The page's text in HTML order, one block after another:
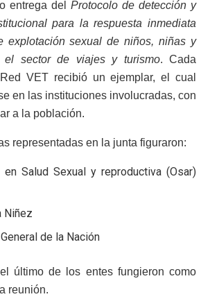
entrega del Protocolo de detección y
para la respuesta inmediata
explotación sexual de niños, niñas y
el sector de viajes y turismo. Cada
VET recibió un ejemplar, el cual
en las instituciones involucradas, con
a la población.
representadas en la junta figuraron:
en Salud Sexual y reproductiva (Osar)
Niñez
de la Nación
último de los entes fungieron como
reunión.